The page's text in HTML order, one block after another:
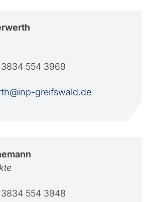
554 3969
greifswald.de
554 3948